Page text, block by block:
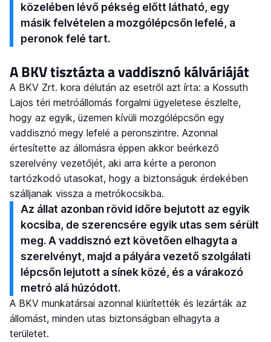
közelében lévő pékség előtt látható, egy
másik felvételen a mozgólépcsőn lefelé, a
peronok felé tart.
A BKV tisztázta a vaddisznó kálváriáját
A BKV Zrt. kora délután az esetről azt írta: a Kossuth
Lajos téri metróállomás forgalmi ügyeletese észlelte,
hogy az egyik, üzemen kívüli mozgólépcsőn egy
vaddisznó megy lefelé a peronszintre. Azonnal
értesítette az állomásra éppen akkor beérkező
szerelvény vezetőjét, aki arra kérte a peronon
tartózkodó utasokat, hogy a biztonságuk érdekében
szálljanak vissza a metrókocsikba.
Az állat azonban rövid időre bejutott az egyik
kocsiba, de szerencsére egyik utas sem sérült
meg. A vaddisznó ezt követően elhagyta a
szerelvényt, majd a pályára vezető szolgálati
lépcsőn lejutott a sínek közé, és a várakozó
metró alá húzódott.
A BKV munkatársai azonnal kiürítették és lezárták az
állomást, minden utas biztonságban elhagyta a
területet.